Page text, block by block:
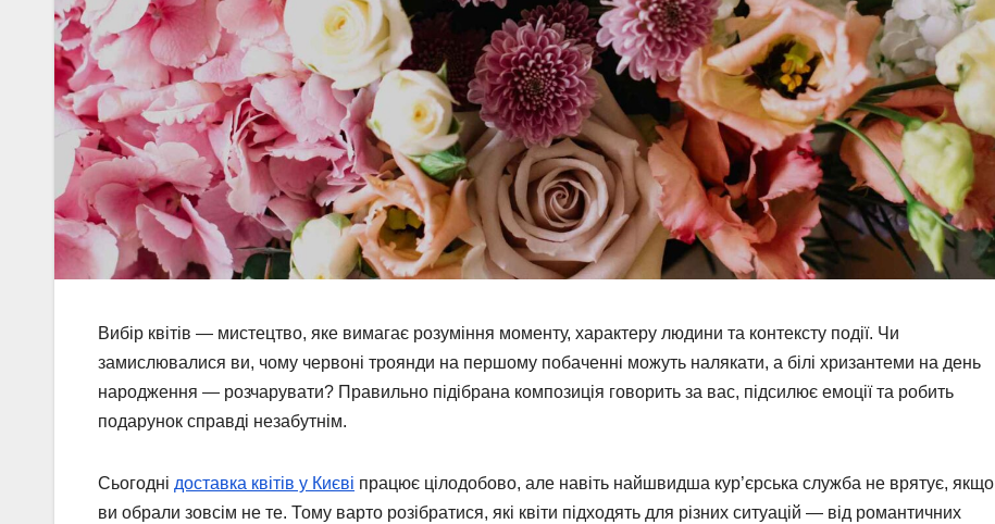
Вибір квітів — мистецтво, яке вимагає розуміння моменту, характеру людини та контексту події. Чи
замислювалися ви, чому червоні троянди на першому побаченні можуть налякати, а білі хризантеми на день
народження — розчарувати? Правильно підібрана композиція говорить за вас, підсилює емоції та робить
подарунок справді незабутнім.
Сьогодні доставка квітів у Києві працює цілодобово, але навіть найшвидша кур’єрська служба не врятує, якщо
ви обрали зовсім не те. Тому варто розібратися, які квіти підходять для різних ситуацій — від романтичних